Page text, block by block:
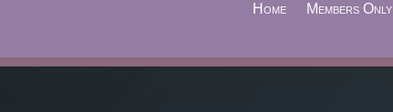
Home Members Only